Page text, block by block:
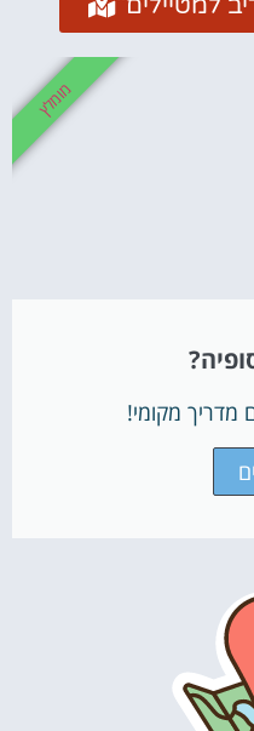
למטיילים"
מדריך מקומי!
מומלץ